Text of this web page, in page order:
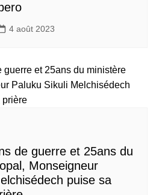
4 août 2023
de guerre et 25ans du
Monseigneur
puise sa